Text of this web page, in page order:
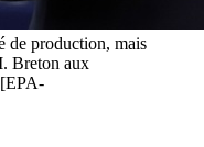
de production, mais
Breton aux